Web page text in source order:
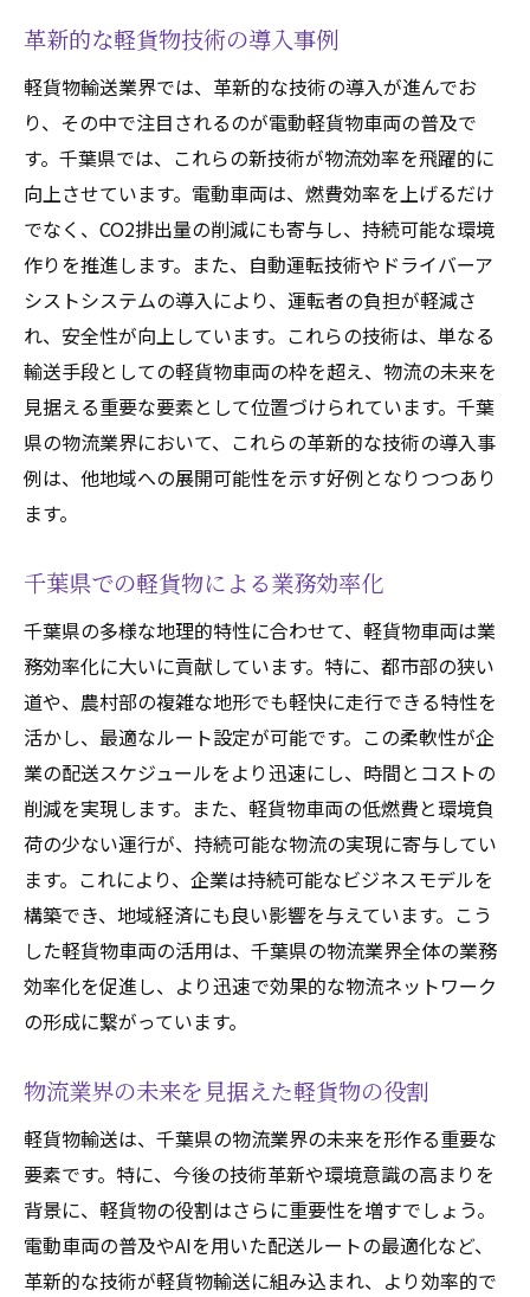
革新的な軽貨物技術の導入事例
軽貨物輸送業界では、革新的な技術の導入が進んでお
り、その中で注目されるのが電動軽貨物車両の普及で
す。千葉県では、これらの新技術が物流効率を飛躍的に
向上させています。電動車両は、燃費効率を上げるだけ
でなく、CO2排出量の削減にも寄与し、持続可能な環境
作りを推進します。また、自動運転技術やドライバーア
シストシステムの導入により、運転者の負担が軽減さ
れ、安全性が向上しています。これらの技術は、単なる
輸送手段としての軽貨物車両の枠を超え、物流の未来を
見据える重要な要素として位置づけられています。千葉
県の物流業界において、これらの革新的な技術の導入事
例は、他地域への展開可能性を示す好例となりつつあり
ます。
千葉県での軽貨物による業務効率化
千葉県の多様な地理的特性に合わせて、軽貨物車両は業
務効率化に大いに貢献しています。特に、都市部の狭い
道や、農村部の複雑な地形でも軽快に走行できる特性を
活かし、最適なルート設定が可能です。この柔軟性が企
業の配送スケジュールをより迅速にし、時間とコストの
削減を実現します。また、軽貨物車両の低燃費と環境負
荷の少ない運行が、持続可能な物流の実現に寄与してい
ます。これにより、企業は持続可能なビジネスモデルを
構築でき、地域経済にも良い影響を与えています。こう
した軽貨物車両の活用は、千葉県の物流業界全体の業務
効率化を促進し、より迅速で効果的な物流ネットワーク
の形成に繋がっています。
物流業界の未来を見据えた軽貨物の役割
軽貨物輸送は、千葉県の物流業界の未来を形作る重要な
要素です。特に、今後の技術革新や環境意識の高まりを
背景に、軽貨物の役割はさらに重要性を増すでしょう。
電動車両の普及やAIを用いた配送ルートの最適化など、
革新的な技術が軽貨物輸送に組み込まれ、より効率的で